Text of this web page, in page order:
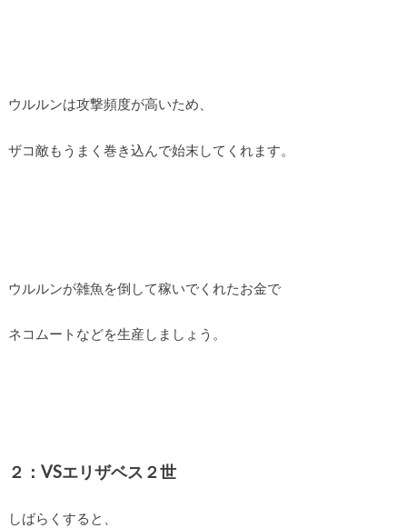
ウルルンは攻撃頻度が高いため、
ザコ敵もうまく巻き込んで始末してくれます。
ウルルンが雑魚を倒して稼いでくれたお金で
ネコムートなどを生産しましょう。
２：VSエリザベス２世
しばらくすると、